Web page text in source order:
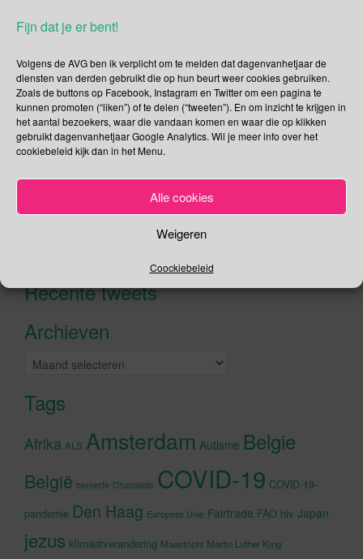
Fijn dat je er bent!
Volgens de AVG ben ik verplicht om te melden dat dagenvanhetjaar de
diensten van derden gebruikt die op hun beurt weer cookies gebruiken.
Zoals de buttons op Facebook, Instagram en Twitter om een pagina te
kunnen promoten (“liken”) of te delen (“tweeten”). En om inzicht te krijgen in
het aantal bezoekers, waar die vandaan komen en waar die op klikken
gebruikt dagenvanhetjaar Google Analytics. Wil je meer info over het
cookiebeleid kijk dan in het Menu.
Alle cookies
Weigeren
Coockiebeleid
Social Media
Je kunt me volgen op
Zoeken
Recente tweetsKlik om marketing cookies te
Archieven
Archieven
Tags
Afrika ALS Amsterdam Autisme Belgie
België beroerte Chocolade COVID-19 COVID-19-
pandemie Den Haag Europese Unie Fairtrade FAO hiv Japan
jezus klimaatverandering Maastricht Martin Luther King